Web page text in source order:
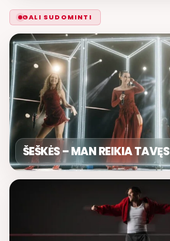
GALI SUDOMINTI
ŠEŠKĖS – MAN REIKIA TAVĘS